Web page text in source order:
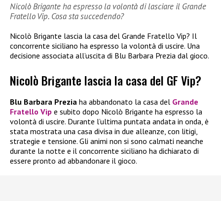
Nicolò Brigante ha espresso la volontà di lasciare il Grande
Fratello Vip. Cosa sta succedendo?
Nicolò Brigante lascia la casa del Grande Fratello Vip? Il
concorrente siciliano ha espresso la volontà di uscire. Una
decisione associata all’uscita di Blu Barbara Prezia dal gioco.
Nicolò Brigante lascia la casa del GF Vip?
Blu Barbara Prezia ha abbandonato la casa del Grande
Fratello Vip e subito dopo Nicolò Brigante ha espresso la
volontà di uscire. Durante l’ultima puntata andata in onda, è
stata mostrata una casa divisa in due alleanze, con litigi,
strategie e tensione. Gli animi non si sono calmati neanche
durante la notte e il concorrente siciliano ha dichiarato di
essere pronto ad abbandonare il gioco.